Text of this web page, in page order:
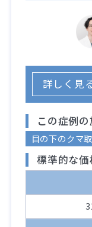
詳しく見
この症例
目の下のクマ
標準的な価